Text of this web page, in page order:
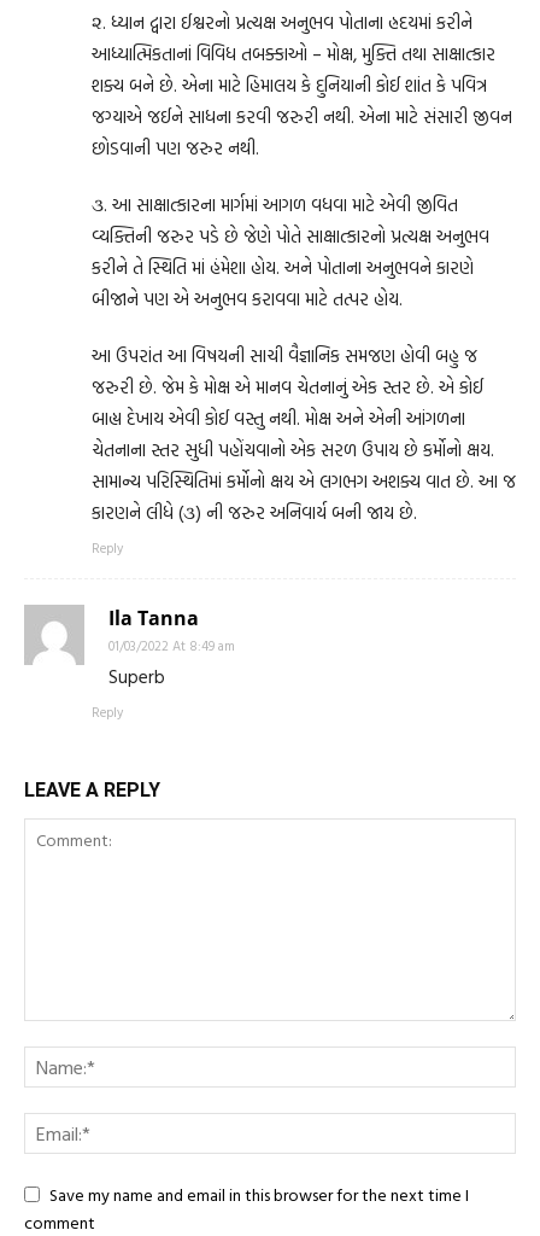
૨. ધ્યાન દ્વારા ઈશ્વરનો પ્રત્યક્ષ અનુભવ પોતાના હ્રદયમાં કરીને
આધ્યાત્મિકતાનાં વિવિધ તબક્કાઓ – મોક્ષ, મુક્તિ તથા સાક્ષાત્કાર
શક્ય બને છે. એના માટે હિમાલય કે દુનિયાની કોઈ શાંત કે પવિત્ર
જગ્યાએ જઈને સાધના કરવી જરુરી નથી. એના માટે સંસારી જીવન
છોડવાની પણ જરુર નથી.
૩. આ સાક્ષાત્કારના માર્ગમાં આગળ વધવા માટે એવી જીવિત
વ્યક્તિની જરુર પડે છે જેણે પોતે સાક્ષાત્કારનો પ્રત્યક્ષ અનુભવ
કરીને તે સ્થિતિ માં હંમેશા હોય. અને પોતાના અનુભવને કારણે
બીજાને પણ એ અનુભવ કરાવવા માટે તત્પર હોય.
આ ઉપરાંત આ વિષયની સાચી વૈજ્ઞાનિક સમજણ હોવી બહુ જ
જરુરી છે. જેમ કે મોક્ષ એ માનવ ચેતનાનું એક સ્તર છે. એ કોઈ
બાહ્ય દેખાય એવી કોઈ વસ્તુ નથી. મોક્ષ અને એની આંગળના
ચેતનાના સ્તર સુધી પહોંચવાનો એક સરળ ઉપાય છે કર્મોનો ક્ષય.
સામાન્ય પરિસ્થિતિમાં કર્મોનો ક્ષય એ લગભગ અશક્ય વાત છે. આ જ
કારણને લીધે (૩) ની જરુર અનિવાર્ય બની જાય છે.
Reply
Ila Tanna
01/03/2022 At 8:49 am
Superb
Reply
LEAVE A REPLY
Save my name and email in this browser for the next time I
comment